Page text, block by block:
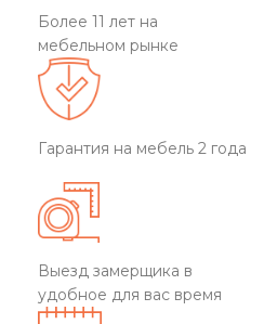
Более 11 лет на
мебельном рынке
Гарантия на мебель 2 года
Выезд замерщика в
удобное для вас время